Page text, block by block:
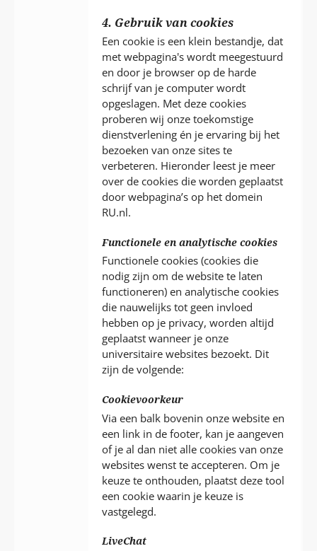
4. Gebruik van cookies
Een cookie is een klein bestandje, dat
met webpagina's wordt meegestuurd
en door je browser op de harde
schrijf van je computer wordt
opgeslagen. Met deze cookies
proberen wij onze toekomstige
dienstverlening én je ervaring bij het
bezoeken van onze sites te
verbeteren. Hieronder leest je meer
over de cookies die worden geplaatst
door webpagina’s op het domein
RU.nl.
Functionele en analytische cookies
Functionele cookies (cookies die
nodig zijn om de website te laten
functioneren) en analytische cookies
die nauwelijks tot geen invloed
hebben op je privacy, worden altijd
geplaatst wanneer je onze
universitaire websites bezoekt. Dit
zijn de volgende:
Cookievoorkeur
Via een balk bovenin onze website en
een link in de footer, kan je aangeven
of je al dan niet alle cookies van onze
websites wenst te accepteren. Om je
keuze te onthouden, plaatst deze tool
een cookie waarin je keuze is
vastgelegd.
LiveChat